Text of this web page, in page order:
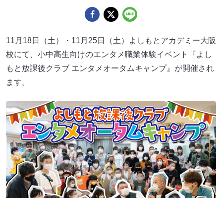
11月18日（土）・11月25日（土）よしもとアカデミー大阪
校にて、小中高生向けのエンタメ職業体験イベント『よし
もと放課後クラブ エンタメオータムキャンプ』が開催され
ます。